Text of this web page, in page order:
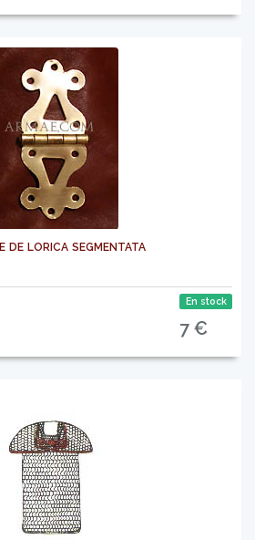
de lorica segmentata
En stock
7 €